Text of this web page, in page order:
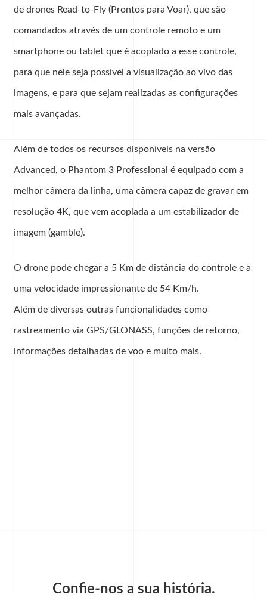
de drones Read-to-Fly (Prontos para Voar), que são
comandados através de um controle remoto e um
smartphone ou tablet que é acoplado a esse controle,
para que nele seja possível a visualização ao vivo das
imagens, e para que sejam realizadas as configurações
mais avançadas.
Além de todos os recursos disponíveis na versão
Advanced, o Phantom 3 Professional é equipado com a
melhor câmera da linha, uma câmera capaz de gravar em
resolução 4K, que vem acoplada a um estabilizador de
imagem (gamble).
O drone pode chegar a 5 Km de distância do controle e a
uma velocidade impressionante de 54 Km/h.
Além de diversas outras funcionalidades como
rastreamento via GPS/GLONASS, funções de retorno,
informações detalhadas de voo e muito mais.
Confie-nos a sua história.